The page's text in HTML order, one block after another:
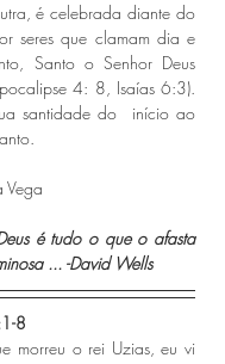
é celebrada diante do
seres que clamam dia e
Santo o Senhor Deus
4: 8, Isaías 6:3).
santidade do  início ao
Vega
é tudo o que o afasta
... -David Wells
8
morreu o rei Uzias, eu vi